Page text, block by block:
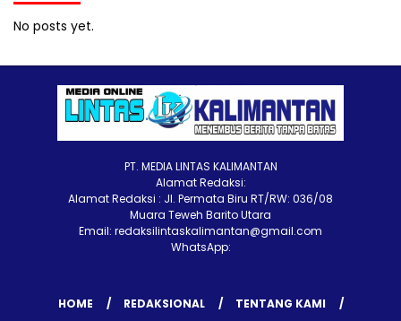
No posts yet.
PT. MEDIA LINTAS KALIMANTAN
Alamat Redaksi:
Alamat Redaksi : Jl. Permata Biru RT/RW: 036/08
Muara Teweh Barito Utara
Email: redaksilintaskalimantan@gmail.com
WhatsApp:
HOME REDAKSIONAL TENTANG KAMI